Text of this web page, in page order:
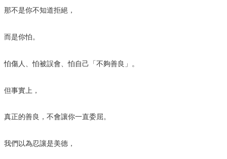
那不是你不知道拒絕，
而是你怕。
怕傷人、怕被誤會、怕自己「不夠善良」。
但事實上，
真正的善良，不會讓你一直委屈。
我們以為忍讓是美德，